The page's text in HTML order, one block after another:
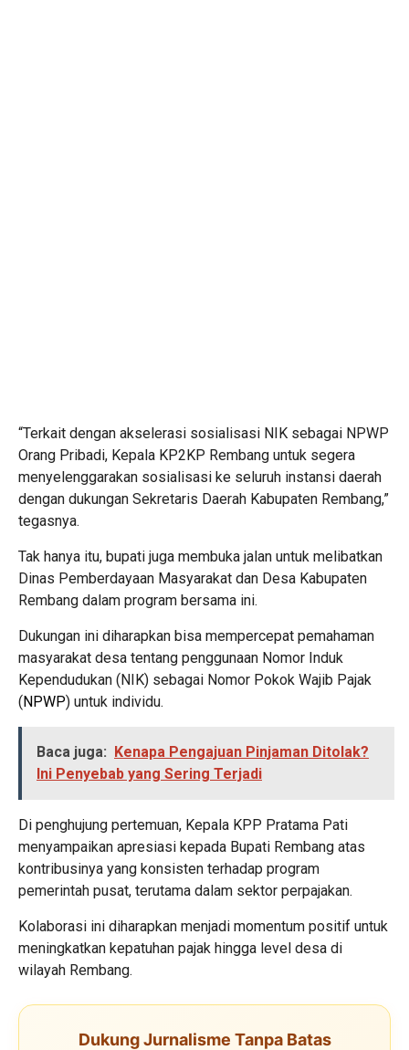
“Terkait dengan akselerasi sosialisasi NIK sebagai NPWP
Orang Pribadi, Kepala KP2KP Rembang untuk segera
menyelenggarakan sosialisasi ke seluruh instansi daerah
dengan dukungan Sekretaris Daerah Kabupaten Rembang,”
tegasnya.
Tak hanya itu, bupati juga membuka jalan untuk melibatkan
Dinas Pemberdayaan Masyarakat dan Desa Kabupaten
Rembang dalam program bersama ini.
Dukungan ini diharapkan bisa mempercepat pemahaman
masyarakat desa tentang penggunaan Nomor Induk
Kependudukan (NIK) sebagai Nomor Pokok Wajib Pajak
(NPWP) untuk individu.
Baca juga: Kenapa Pengajuan Pinjaman Ditolak?
Ini Penyebab yang Sering Terjadi
Di penghujung pertemuan, Kepala KPP Pratama Pati
menyampaikan apresiasi kepada Bupati Rembang atas
kontribusinya yang konsisten terhadap program
pemerintah pusat, terutama dalam sektor perpajakan.
Kolaborasi ini diharapkan menjadi momentum positif untuk
meningkatkan kepatuhan pajak hingga level desa di
wilayah Rembang.
Dukung Jurnalisme Tanpa Batas